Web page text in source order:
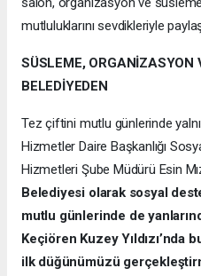
mutluluklarını sevdikleriyle
SÜSLEME, ORGANİZASYON
BELEDİYEDEN
Tez çiftini mutlu günlerinde
Hizmetler Daire Başkanlığı
Hizmetleri Şube Müdürü Esin
Belediyesi olarak sosyal
mutlu günlerinde de
Keçiören Kuzey
ilk düğünümüzü